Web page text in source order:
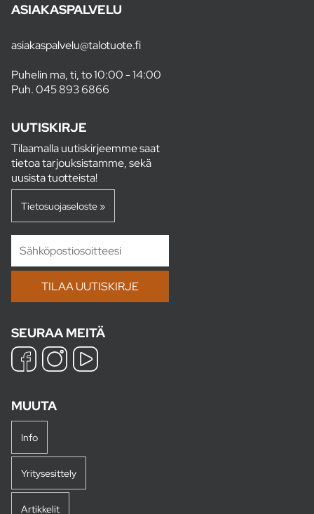
ASIAKASPALVELU
asiakaspalvelu@talotuote.fi
Puhelin ma, ti, to 10:00 - 14:00
Puh.045 893 6866
UUTISKIRJE
Tilaamalla uutiskirjeemme saat
tietoa tarjouksistamme, sekä
uusista tuotteista!
Tietosuojaseloste »
SEURAA MEITÄ
MUUTA
Info
Yritysesittely
Artikkelit